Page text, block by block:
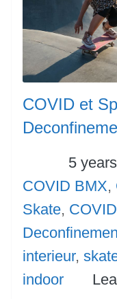
COVID et
Posted
5
COVID BMX,
Skate,
interieur,
indoor